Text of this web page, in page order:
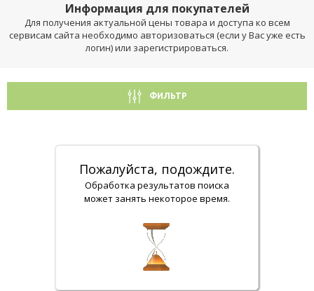
Информация для покупателей
Для получения актуальной цены товара и доступа ко всем
сервисам сайта необходимо авторизоваться (если у Вас уже есть
логин) или зарегистрироваться.
ФИЛЬТР
Пожалуйста, подождите.
Обработка результатов поиска
может занять некоторое время.